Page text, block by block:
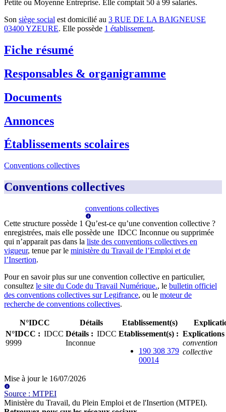
Petite ou Moyenne Entreprise. Elle comptait 50 à 99 salariés.
Son siège social est domicilié au 3 RUE DE LA BAIGNEUSE
03400 YZEURE. Elle possède 1 établissement.
Fiche résumé
Responsables & organigramme
Documents
Annonces
Établissements scolaires
Conventions collectives
Conventions collectives
Cette structure possède 1
conventions collectives
Qu’est-ce qu’une convention collective ?
enregistrées, mais elle possède une IDCC Inconnue ou supprimée
qui n’apparait pas dans la liste des conventions collectives en
vigueur, tenue par le ministère du Travail de l’Emploi et de
l’Insertion.
Pour en savoir plus sur une convention collective en particulier,
consultez le site du Code du Travail Numérique., le bulletin officiel
des conventions collectives sur Legifrance, ou le moteur de
recherche de conventions collectives.
N°IDCC Détails Etablissement(s)
N°IDCC : IDCC
9999
Détails : IDCC
Inconnue
Etablissement(s) :
190 308 379
00014
Explications
convention
collective
Mise à jour le 16/07/2026
Source : MTPEI
Ministère du Travail, du Plein Emploi et de l'Insertion (MTPEI).